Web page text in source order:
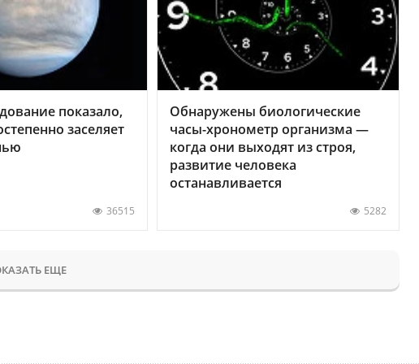
показало,
заселяет
36515
Обнаружены биологические
часы-хронометр организма —
когда они выходят из строя,
развитие человека
останавливается
5282
ЕЩЕ